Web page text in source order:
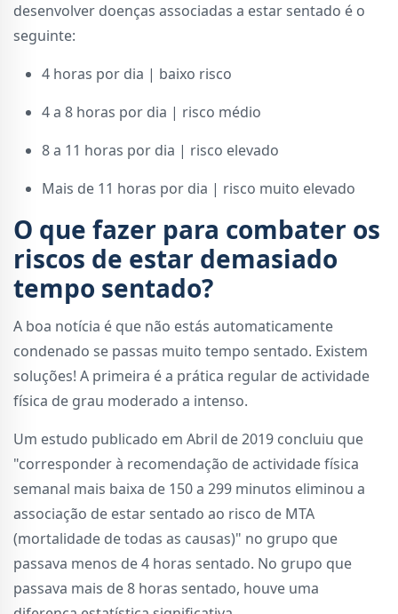
desenvolver doenças associadas a estar sentado é o
seguinte:
4 horas por dia | baixo risco
4 a 8 horas por dia | risco médio
8 a 11 horas por dia | risco elevado
Mais de 11 horas por dia | risco muito elevado
O que fazer para combater os
riscos de estar demasiado
tempo sentado?
A boa notícia é que não estás automaticamente
condenado se passas muito tempo sentado. Existem
soluções! A primeira é a prática regular de actividade
física de grau moderado a intenso.
Um estudo publicado em Abril de 2019 concluiu que
"corresponder à recomendação de actividade física
semanal mais baixa de 150 a 299 minutos eliminou a
associação de estar sentado ao risco de MTA
(mortalidade de todas as causas)" no grupo que
passava menos de 4 horas sentado. No grupo que
passava mais de 8 horas sentado, houve uma